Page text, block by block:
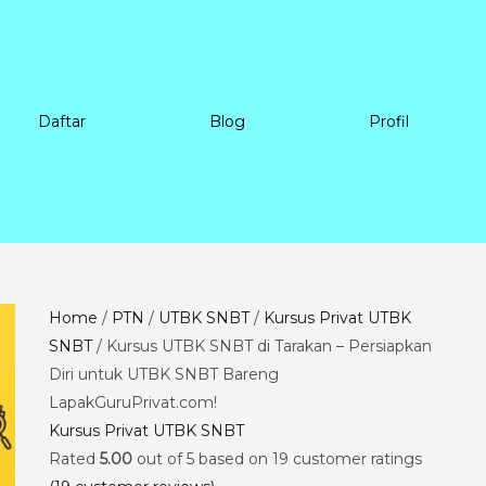
Daftar Blog Profil
Home / PTN / UTBK SNBT/ Kursus Privat UTBK
SNBT/ Kursus UTBK SNBT di Tarakan – Persiapkan
Diri untuk UTBK SNBT Bareng
LapakGuruPrivat.com!
Kursus Privat UTBK SNBT
Rated 5.00out of 5 based on 19 customer ratings
Price
range:
Rp225.000
Kursus
UTBK
SNBT
di
Tarakan
-